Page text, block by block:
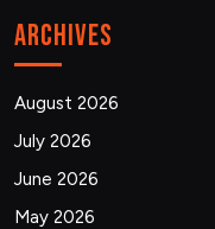
Archives
August 2026
July 2026
June 2026
May 2026